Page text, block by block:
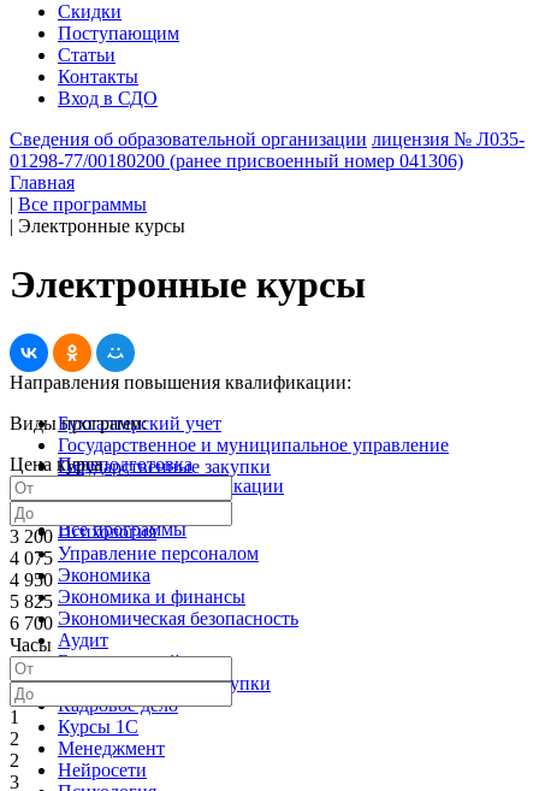
Скидки
Поступающим
Статьи
Контакты
Вход в СДО
Сведения об образовательной организации лицензия № Л035-
01298-77/00180200 (ранее присвоенный номер 041306)
Главная
| Все программы
| Электронные курсы
Электронные курсы
Направления повышения квалификации:
Бухгалтерский учет
Государственное и муниципальное управление
Государственные закупки
Психология
Управление персоналом
Экономика
Экономика и финансы
Экономическая безопасность
Аудит
Бухгалтерский учет
Государственные закупки
Кадровое дело
Курсы 1С
Менеджмент
Нейросети
Виды программ:
Переподготовка
Повышение квалификации
Электронные курсы
Все программы
Цена курса
3 200
4 075
4 950
5 825
6 700
Часы
1
2
2
3